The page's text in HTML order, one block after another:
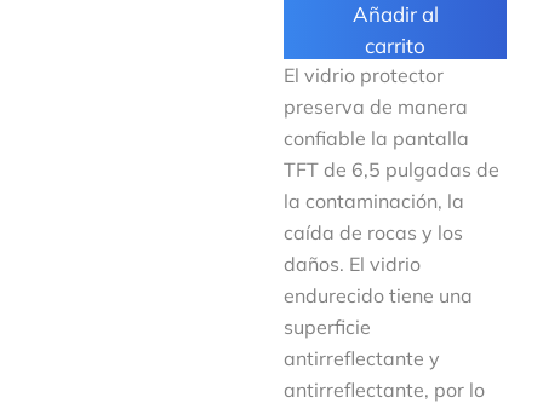
Añadir al
carrito
El vidrio protector
preserva de manera
confiable la pantalla
TFT de 6,5 pulgadas de
la contaminación, la
caída de rocas y los
daños. El vidrio
endurecido tiene una
superficie
antirreflectante y
antirreflectante, por lo